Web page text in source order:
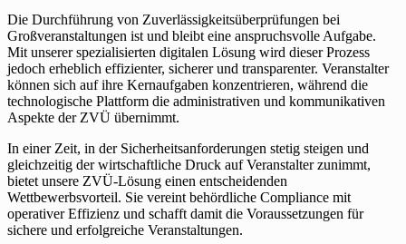
Die Durchführung von Zuverlässigkeitsüberprüfungen bei
Großveranstaltungen ist und bleibt eine anspruchsvolle Aufgabe.
Mit unserer spezialisierten digitalen Lösung wird dieser Prozess
jedoch erheblich effizienter, sicherer und transparenter. Veranstalter
können sich auf ihre Kernaufgaben konzentrieren, während die
technologische Plattform die administrativen und kommunikativen
Aspekte der ZVÜ übernimmt.
In einer Zeit, in der Sicherheitsanforderungen stetig steigen und
gleichzeitig der wirtschaftliche Druck auf Veranstalter zunimmt,
bietet unsere ZVÜ-Lösung einen entscheidenden
Wettbewerbsvorteil. Sie vereint behördliche Compliance mit
operativer Effizienz und schafft damit die Voraussetzungen für
sichere und erfolgreiche Veranstaltungen.